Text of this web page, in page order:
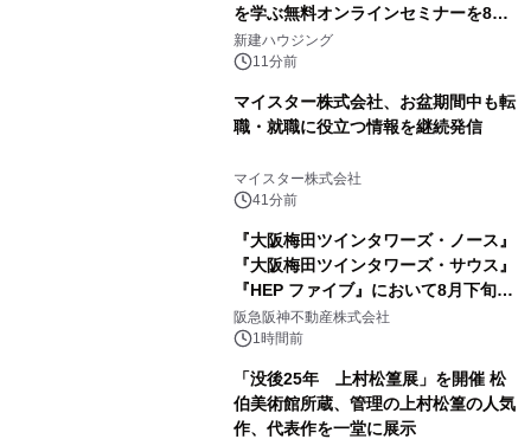
を学ぶ無料オンラインセミナーを8月
20日に開催
新建ハウジング
11分前
マイスター株式会社、お盆期間中も転
職・就職に役立つ情報を継続発信
マイスター株式会社
41分前
『大阪梅田ツインタワーズ・ノース』
『大阪梅田ツインタワーズ・サウス』
『HEP ファイブ』において8月下旬か
ら 「オフサイト型コーポレートPPA」
による 再生可能エネルギー電力の使用
阪急阪神不動産株式会社
1時間前
「没後25年 上村松篁展」を開催 松
伯美術館所蔵、管理の上村松篁の人気
作、代表作を一堂に展示